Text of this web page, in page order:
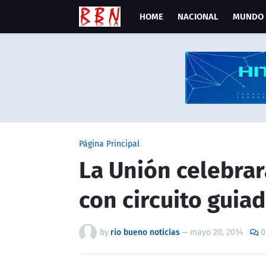
HOME NACIONAL MUNDO
Página Principal
La Unión
con circuito
by rio bueno noticias— mayo 20, 2014 0